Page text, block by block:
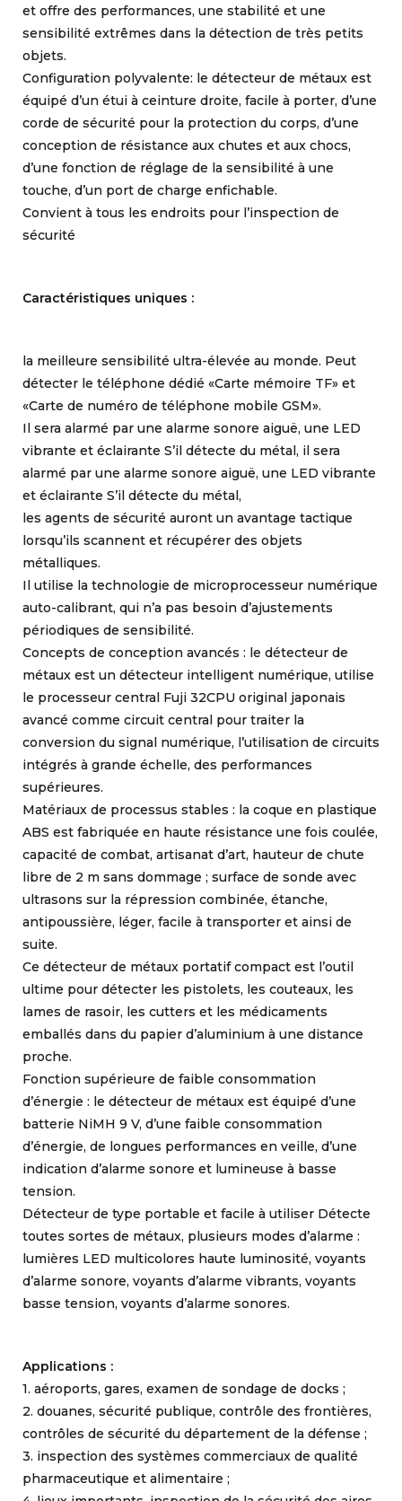
et offre des performances, une stabilité et une
sensibilité extrêmes dans la détection de très petits
objets.
Configuration polyvalente: le détecteur de métaux est
équipé d’un étui à ceinture droite, facile à porter, d’une
corde de sécurité pour la protection du corps, d’une
conception de résistance aux chutes et aux chocs,
d’une fonction de réglage de la sensibilité à une
touche, d’un port de charge enfichable.
Convient à tous les endroits pour l’inspection de
sécurité
Caractéristiques uniques :
la meilleure sensibilité ultra-élevée au monde. Peut
détecter le téléphone dédié «Carte mémoire TF» et
«Carte de numéro de téléphone mobile GSM».
Il sera alarmé par une alarme sonore aiguë, une LED
vibrante et éclairante S’il détecte du métal, il sera
alarmé par une alarme sonore aiguë, une LED vibrante
et éclairante S’il détecte du métal,
les agents de sécurité auront un avantage tactique
lorsqu’ils scannent et récupérer des objets
métalliques.
Il utilise la technologie de microprocesseur numérique
auto-calibrant, qui n’a pas besoin d’ajustements
périodiques de sensibilité.
Concepts de conception avancés : le détecteur de
métaux est un détecteur intelligent numérique, utilise
le processeur central Fuji 32CPU original japonais
avancé comme circuit central pour traiter la
conversion du signal numérique, l’utilisation de circuits
intégrés à grande échelle, des performances
supérieures.
Matériaux de processus stables : la coque en plastique
ABS est fabriquée en haute résistance une fois coulée,
capacité de combat, artisanat d’art, hauteur de chute
libre de 2 m sans dommage ; surface de sonde avec
ultrasons sur la répression combinée, étanche,
antipoussière, léger, facile à transporter et ainsi de
suite.
Ce détecteur de métaux portatif compact est l’outil
ultime pour détecter les pistolets, les couteaux, les
lames de rasoir, les cutters et les médicaments
emballés dans du papier d’aluminium à une distance
proche.
Fonction supérieure de faible consommation
d’énergie : le détecteur de métaux est équipé d’une
batterie NiMH 9 V, d’une faible consommation
d’énergie, de longues performances en veille, d’une
indication d’alarme sonore et lumineuse à basse
tension.
Détecteur de type portable et facile à utiliser Détecte
toutes sortes de métaux, plusieurs modes d’alarme :
lumières LED multicolores haute luminosité, voyants
d’alarme sonore, voyants d’alarme vibrants, voyants
basse tension, voyants d’alarme sonores.
Applications :
1. aéroports, gares, examen de sondage de docks ;
2. douanes, sécurité publique, contrôle des frontières,
contrôles de sécurité du département de la défense ;
3. inspection des systèmes commerciaux de qualité
pharmaceutique et alimentaire ;